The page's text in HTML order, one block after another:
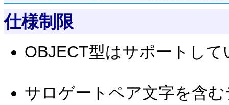
仕様制限
OBJECT型はサポートして
サロゲートペア文字を含